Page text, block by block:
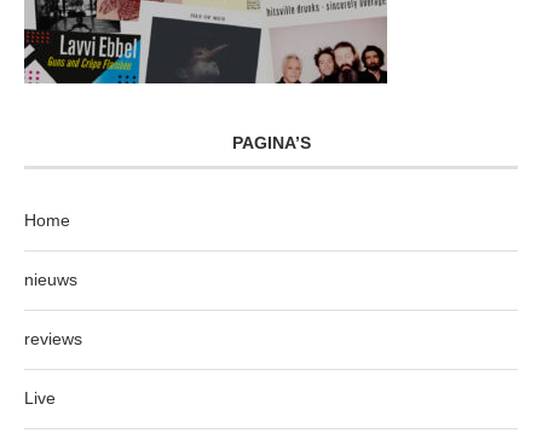
PAGINA’S
Home
nieuws
reviews
Live